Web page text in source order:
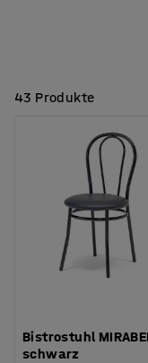
43 Produkte
Bistrostuhl
schwarz